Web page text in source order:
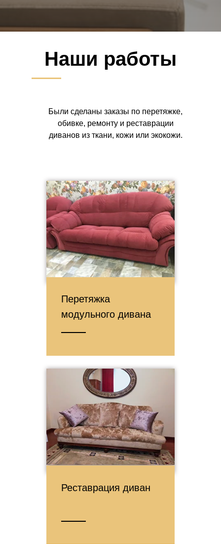
Наши работы
Были сделаны заказы по перетяжке,
обивке, ремонту и реставрации
диванов из ткани, кожи или экокожи.
Перетяжка
модульного дивана
Реставрация диван